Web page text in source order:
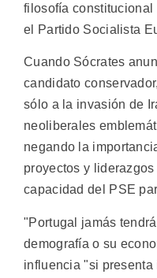
filosofía constitucional
el Partido Socialista
Cuando Sócrates
candidato
sólo a la invasión de
neoliberales
negando la
proyectos y
capacidad del PSE
"Portugal jamás
demografía o su
influencia "si